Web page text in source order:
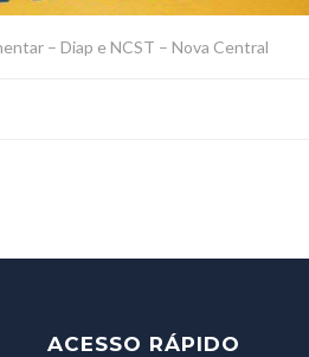
– Diap e NCST – Nova Central
ACESSO RÁPIDO